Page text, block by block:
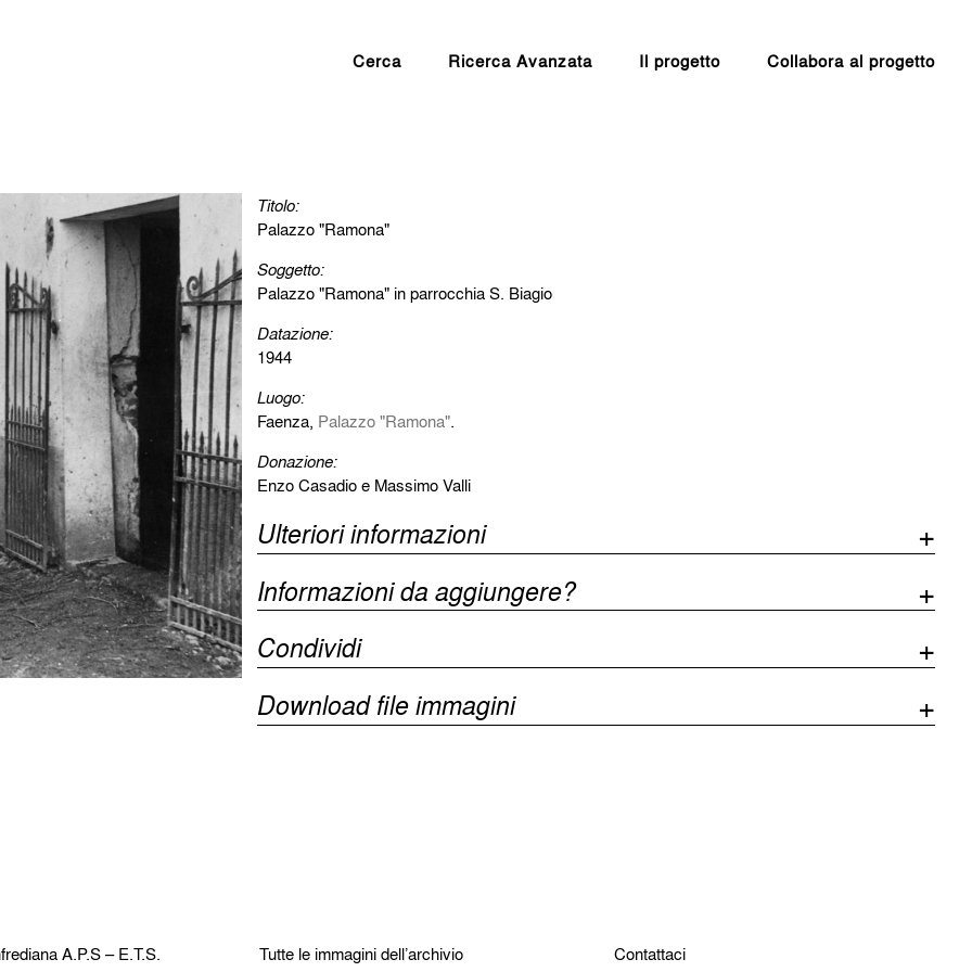
Cerca Ricerca Avanzata Il progetto Collabora al progetto
Titolo:
Palazzo "Ramona"
Soggetto:
Palazzo "Ramona" in parrocchia S. Biagio
Datazione:
1944
Luogo:
Faenza, Palazzo "Ramona".
Donazione:
Enzo Casadio e Massimo Valli
Ulteriori informazioni
Informazioni da aggiungere?
Condividi
Download file immagini
A.P.S – E.T.S.
Tutte le immagini dell’archivio
Contattaci